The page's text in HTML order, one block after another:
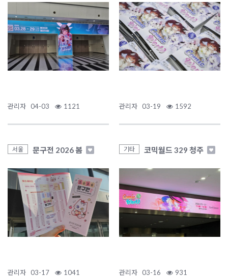
관리자 04-03 1121 관리자 03-19 1592
서울 문구전 2026 봄
관리자 03-17 1041
기타 코믹월드 329 청주
관리자 03-16 931